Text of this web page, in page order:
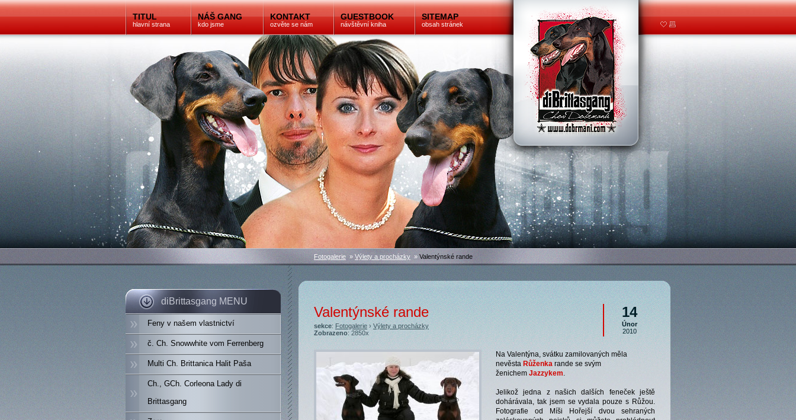
TITUL
hlavní strana
NÁŠ GANG
kdo jsme
KONTAKT
ozvěte se nám
GUESTBOOK
návštěvní kniha
SITEMAP
obsah stránek
diBrittasgang MENU
Feny v našem vlastnictví
č. Ch. Snowwhite vom Ferrenberg
Multi Ch. Brittanica Halit Paša
Ch., GCh. Corleona Lady di
Brittasgang
Fotogalerie » Výlety a procházky » Valentýnské rande
14
Únor
2010
Valentýnské rande
sekce:Fotogalerie›Výlety a procházky
Zobrazeno: 2850x
Na Valentýna, svátku zamilovaných měla
nevěsta Růženka rande se svým
ženichem Jazzykem.
Jelikož jedna z našich dalších feneček ještě
dohárávala, tak jsem se vydala pouze s Růžou.
Fotografie od Míši Hořejší dvou sehraných